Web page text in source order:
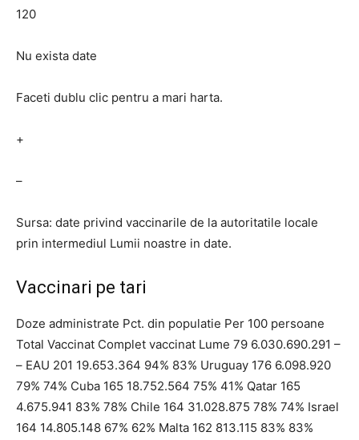
120
Nu exista date
Faceti dublu clic pentru a mari harta.
+
–
Sursa: date privind vaccinarile de la autoritatile locale
prin intermediul Lumii noastre in date.
Vaccinari pe tari
Doze administrate Pct. din populatie Per 100 persoane
Total Vaccinat Complet vaccinat Lume 79 6.030.690.291 –
– EAU 201 19.653.364 94% 83% Uruguay 176 6.098.920
79% 74% Cuba 165 18.752.564 75% 41% Qatar 165
4.675.941 83% 78% Chile 164 31.028.875 78% 74% Israel
164 14.805.148 67% 62% Malta 162 813.115 83% 83%